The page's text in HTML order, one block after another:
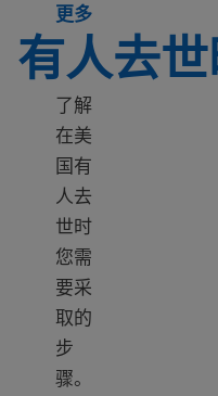
更多Learn more
有人去
了解
在美
国有
人去
世时
您需
要采
取的
步
骤。